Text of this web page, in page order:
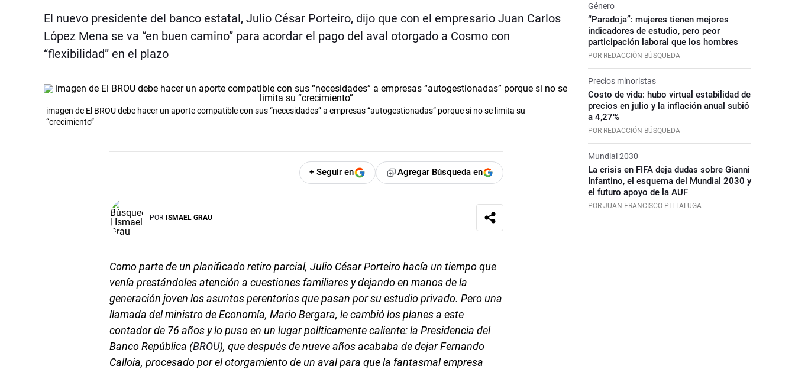
El nuevo presidente del banco estatal, Julio César Porteiro, dijo que con el empresario Juan Carlos
López Mena se va “en buen camino” para acordar el pago del aval otorgado a Cosmo con
“flexibilidad” en el plazo
imagen de El BROU debe hacer un aporte compatible con sus “necesidades” a empresas “autogestionadas” porque si no se limita su
“crecimiento”
+ Seguir en Agregar Búsqueda en
POR ISMAEL GRAU
Como parte de un planificado retiro parcial, Julio César Porteiro hacía un tiempo que
venía prestándoles atención a cuestiones familiares y dejando en manos de la
generación joven los asuntos perentorios que pasan por su estudio privado. Pero una
llamada del ministro de Economía, Mario Bergara, le cambió los planes a este
contador de 76 años y lo puso en un lugar políticamente caliente: la Presidencia del
Banco República (BROU), que después de nueve años acababa de dejar Fernando
Calloia, procesado por el otorgamiento de un aval para que la fantasmal empresa
Género
“Paradoja”: mujeres tienen mejores
indicadores de estudio, pero peor
participación laboral que los hombres
POR REDACCIÓN BÚSQUEDA
Precios minoristas
Costo de vida: hubo virtual estabilidad de
precios en julio y la inflación anual subió
a 4,27%
POR REDACCIÓN BÚSQUEDA
Mundial 2030
La crisis en FIFA deja dudas sobre Gianni
Infantino, el esquema del Mundial 2030 y
el futuro apoyo de la AUF
POR JUAN FRANCISCO PITTALUGA